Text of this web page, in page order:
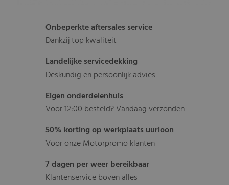
Onbeperkte aftersales service
Dankzij top kwaliteit
Landelijke servicedekking
Deskundig en persoonlijk advies
Eigen onderdelenhuis
Voor 12:00 besteld? Vandaag verzonden
50% korting op werkplaats uurloon
Voor onze Motorpromo klanten
7 dagen per weer bereikbaar
Klantenservice boven alles